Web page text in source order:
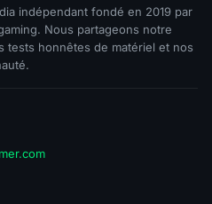
indépendant fondé en 2019 par
Nous partageons notre
tests honnêtes de matériel et nos